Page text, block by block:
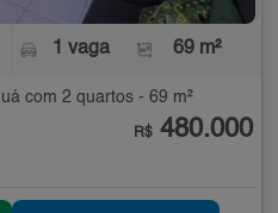
1 vaga 69 m²
com 2 quartos - 69 m²
R$ 480.000